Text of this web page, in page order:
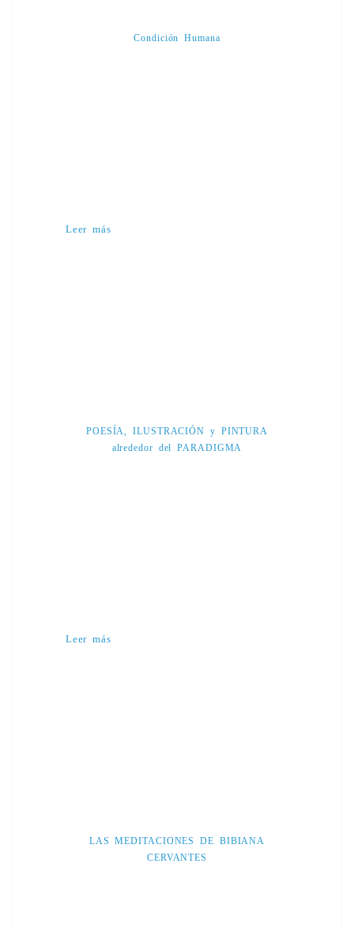
Condición Humana
Leer más
POESÍA, ILUSTRACIÓN y PINTURA
alrededor del PARADIGMA
Leer más
LAS MEDITACIONES DE BIBIANA
CERVANTES